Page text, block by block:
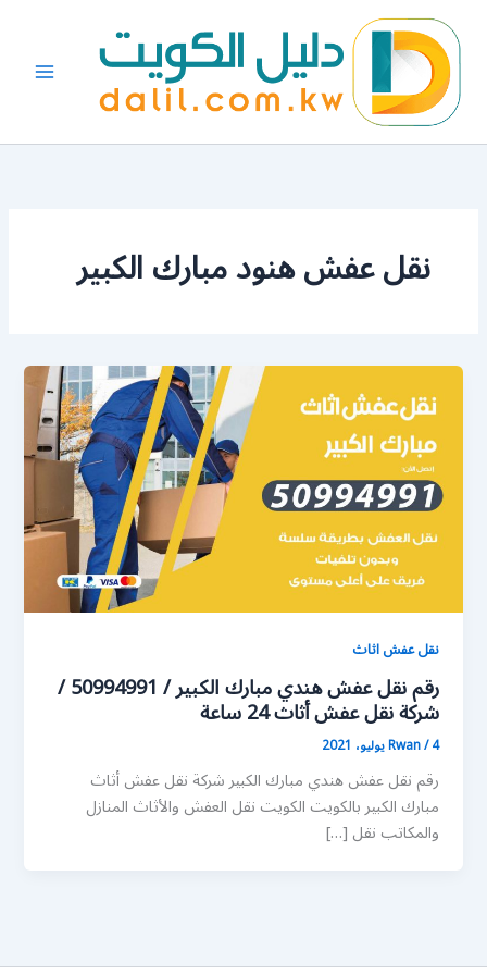
المحتوى
نقل عفش هنود مبارك الكبير
نقل عفش اثاث
رقم نقل عفش هندي مبارك الكبير / 50994991 /
شركة نقل عفش أثاث 24 ساعة
Rwan/4 يوليو، 2021
رقم نقل عفش هندي مبارك الكبير شركة نقل عفش أثاث
مبارك الكبير بالكويت الكويت نقل العفش والأثاث المنازل
والمكاتب نقل […]